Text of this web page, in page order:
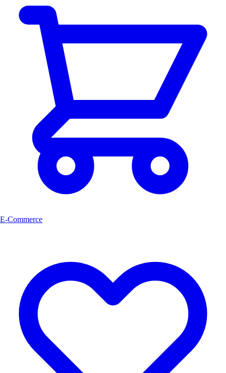
E-Commerce